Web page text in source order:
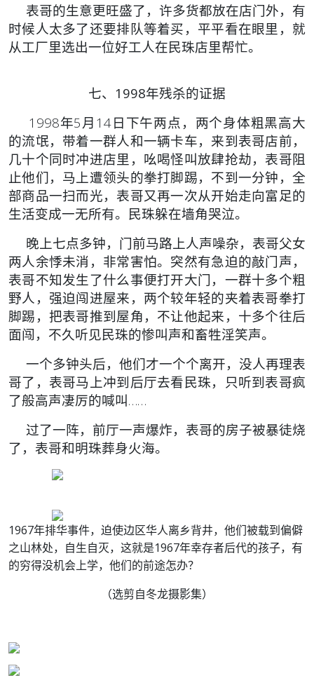
表哥的生意更旺盛了，许多货都放在店门外，有
时候人太多了还要排队等着买，平平看在眼里，就
从工厂里选出一位好工人在民珠店里帮忙。
七、1998年残杀的证据
1998年5月14日下午两点，两个身体粗黑高大
的流氓，带着一群人和一辆卡车，来到表哥店前，
几十个同时冲进店里，吆喝怪叫放肆抢劫，表哥阻
止他们，马上遭领头的拳打脚踢，不到一分钟，全
部商品一扫而光，表哥又再一次从开始走向富足的
生活变成一无所有。民珠躲在墙角哭泣。
晚上七点多钟，门前马路上人声噪杂，表哥父女
两人余悸未消，非常害怕。突然有急迫的敲门声，
表哥不知发生了什么事便打开大门，一群十多个粗
野人，强迫闯进屋来，两个较年轻的夹着表哥拳打
脚踢，把表哥推到屋角，不让他起来，十多个往后
面闯，不久听见民珠的惨叫声和畜牲淫笑声。
一个多钟头后，他们才一个个离开，没人再理表
哥了，表哥马上冲到后厅去看民珠，只听到表哥疯
了般高声凄厉的喊叫……
过了一阵，前厅一声爆炸，表哥的房子被暴徒烧
了，表哥和明珠葬身火海。
1967年排华事件，迫使边区华人离乡背井，他们被载到偏僻
之山林处，自生自灭，这就是1967年幸存者后代的孩子，有
的穷得没机会上学，他们的前途怎办？
（选剪自冬龙摄影集）